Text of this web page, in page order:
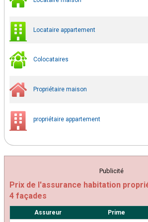
Locataire appartement
Colocataires
Propriétaire maison
propriétaire appartement
Publicité
Prix de l'assurance habitation
4 façades
Assureur Prime